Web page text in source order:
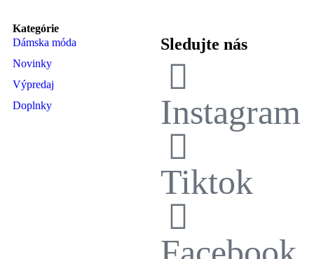
Kategórie
Dámska móda
Novinky
Výpredaj
Doplnky
Sledujte nás
Instagram
Tiktok